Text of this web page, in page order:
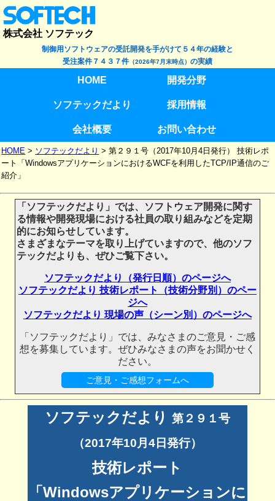
株式会社 ソフテック
制御用ソフトウェアの受託開発を手がけて５４年の経験と
受注案件７４３７件 （2026年7月末時点） の実績
HOME 開発分野
ソフテックだより 採用情報
会社概要 お問い合わせ
HOME > ソフテックだより >第２９１号（2017年10月4日発行） 技術レポ
ート「WindowsアプリケーションにおけるWCFを利用したTCP/IP通信のご
紹介」
「ソフテックだより」では、ソフトウェア開発に関す
る情報や開発現場における社員の取り組みなどを定期
的にお知らせしています。
さまざまなテーマを取り上げていますので、他のソフ
テックだよりも、ぜひご覧下さい。
ソフテックだより（発行日順）のページへ
ソフテックだより 技術レポート（技術分野別）のペー
ジへ
ソフテックだより 現場の声（シーン別）のページへ
「ソフテックだより」では、みなさまのご意見・ご感
想を募集しています。ぜひみなさまの声をお聞かせく
ださい。
ご意見・ご感想フォームへ
ソフテックだより
第２９１号
（2017年10月4日発行）
技術レポート
「Windowsアプリケーションに